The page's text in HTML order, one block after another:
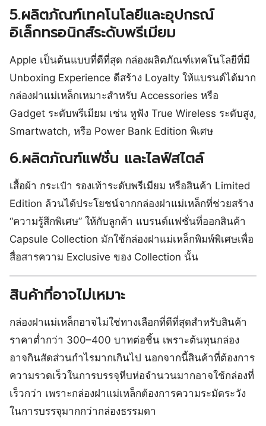
5.ผลิตภัณฑ์เทคโนโลยีและอุปกรณ์
อิเล็กทรอนิกส์ระดับพรีเมียม
Apple เป็นต้นแบบที่ดีที่สุด กล่องผลิตภัณฑ์เทคโนโลยีที่มี
Unboxing Experience ดีสร้าง Loyalty ให้แบรนด์ได้มาก
กล่องฝาแม่เหล็กเหมาะสำหรับ Accessories หรือ
Gadget ระดับพรีเมียม เช่น หูฟัง True Wireless ระดับสูง,
Smartwatch, หรือ Power Bank Edition พิเศษ
6.ผลิตภัณฑ์แฟชั่น และไลฟ์สไตล์
เสื้อผ้า กระเป๋า รองเท้าระดับพรีเมียม หรือสินค้า Limited
Edition ล้วนได้ประโยชน์จากกล่องฝาแม่เหล็กที่ช่วยสร้าง
“ความรู้สึกพิเศษ” ให้กับลูกค้า แบรนด์แฟชั่นที่ออกสินค้า
Capsule Collection มักใช้กล่องฝาแม่เหล็กพิมพ์พิเศษเพื่อ
สื่อสารความ Exclusive ของ Collection นั้น
สินค้าที่อาจไม่เหมาะ
กล่องฝาแม่เหล็กอาจไม่ใช่ทางเลือกที่ดีที่สุดสำหรับสินค้า
ราคาต่ำกว่า 300–400 บาทต่อชิ้น เพราะต้นทุนกล่อง
อาจกินสัดส่วนกำไรมากเกินไป นอกจากนี้สินค้าที่ต้องการ
ความรวดเร็วในการบรรจุหีบห่อจำนวนมากอาจใช้กล่องที่
เร็วกว่า เพราะกล่องฝาแม่เหล็กต้องการความระมัดระวัง
ในการบรรจุมากกว่ากล่องธรรมดา